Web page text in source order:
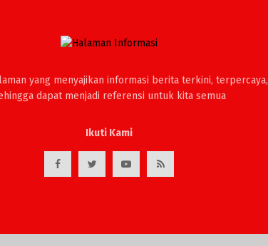
yang menyajikan informasi berita terkini, terpercaya,
dapat menjadi referensi untuk kita semua
Ikuti Kami